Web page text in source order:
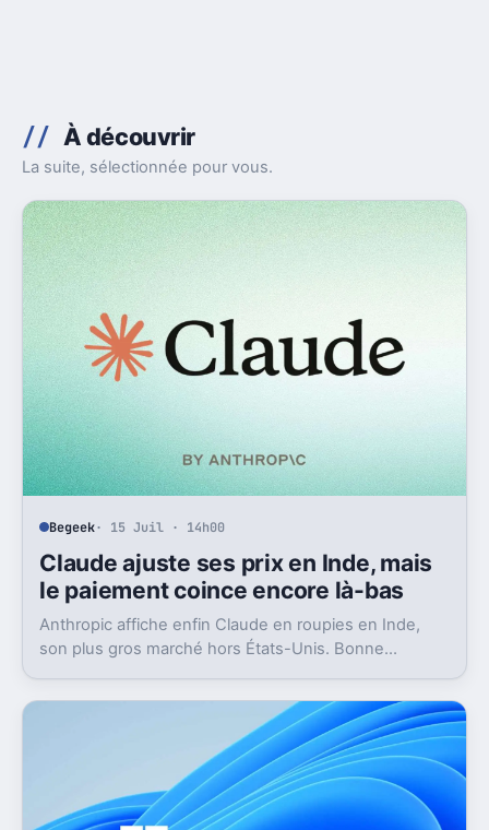
À découvrir
La suite, sélectionnée pour vous.
Begeek· 15 Juil · 14h00
Claude ajuste ses prix en Inde, mais
le paiement coince encore là-bas
Anthropic affiche enfin Claude en roupies en Inde,
son plus gros marché hors États-Unis. Bonne
abonnements.